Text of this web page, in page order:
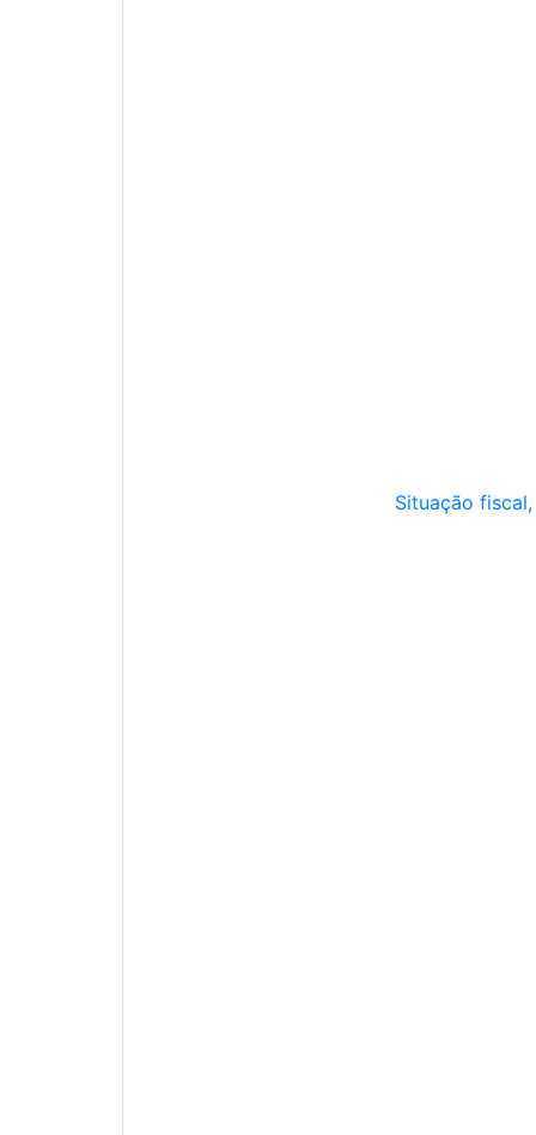
Situação